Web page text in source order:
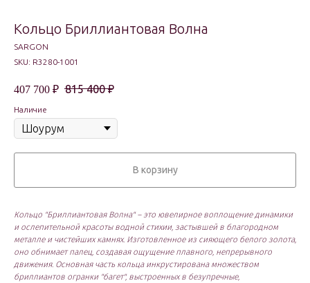
Кольцо Бриллиантовая Волна
SARGON
SKU: R3280-1001
407 700 ₽ 815 400 ₽
Наличие
В корзину
Кольцо "Бриллиантовая Волна" – это ювелирное воплощение динамики
и ослепительной красоты водной стихии, застывшей в благородном
металле и чистейших камнях. Изготовленное из сияющего белого золота,
оно обнимает палец, создавая ощущение плавного, непрерывного
движения. Основная часть кольца инкрустирована множеством
бриллиантов огранки "багет", выстроенных в безупречные,